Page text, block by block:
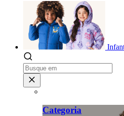
Categoria